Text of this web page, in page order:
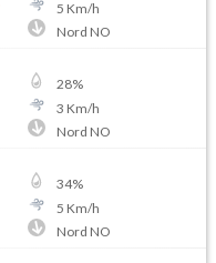
5 Km/h
Nord NO
28%
3 Km/h
Nord NO
34%
5 Km/h
Nord NO